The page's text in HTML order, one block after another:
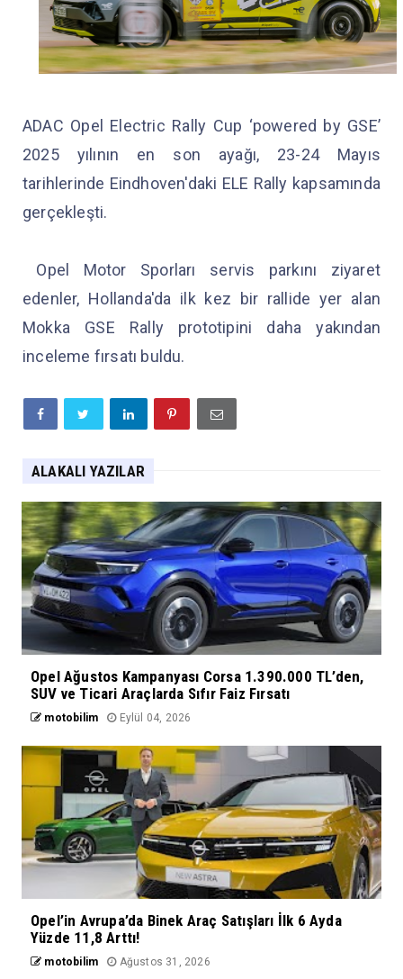
ADAC Opel Electric Rally Cup ‘powered by GSE’
2025 yılının en son ayağı, 23-24 Mayıs
tarihlerinde Eindhoven'daki ELE Rally kapsamında
gerçekleşti.
Opel Motor Sporları servis parkını ziyaret
edenler, Hollanda'da ilk kez bir rallide yer alan
Mokka GSE Rally prototipini daha yakından
inceleme fırsatı buldu.
ALAKALI YAZILAR
Opel Ağustos Kampanyası Corsa 1.390.000 TL’den,
SUV ve Ticari Araçlarda Sıfır Faiz Fırsatı
motobilim Eylül 04, 2026
Opel’in Avrupa’da Binek Araç Satışları İlk 6 Ayda
Yüzde 11,8 Arttı!
motobilim Ağustos 31, 2026